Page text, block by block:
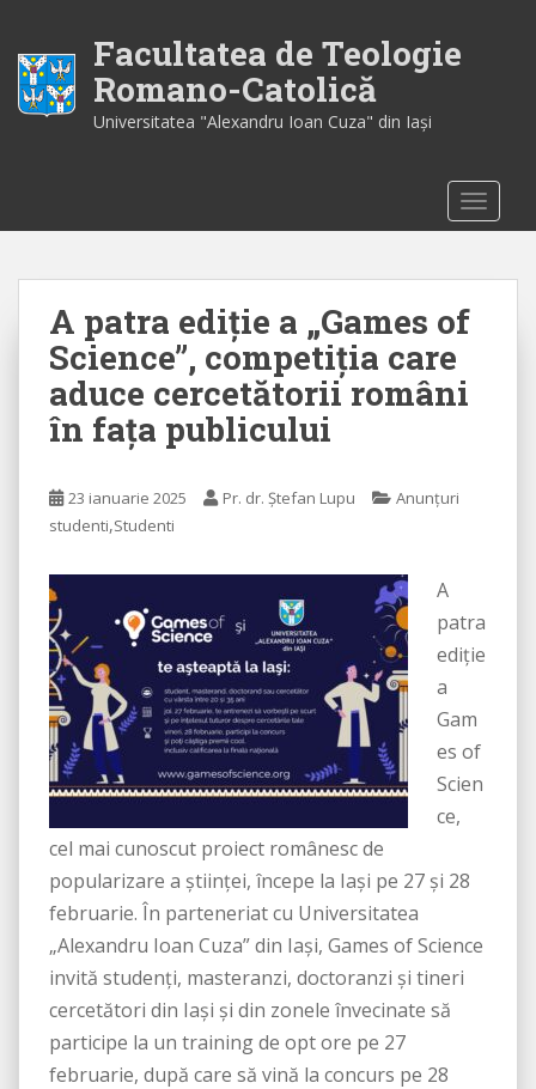
i
Facultatea de Teologie
Romano-Catolică
Universitatea "Alexandru Ioan Cuza" din Iaşi
A patra ediție a „Games of
Science”, competiția care
aduce cercetătorii români
în fața publicului
23 ianuarie 2025 Pr. dr. Ștefan Lupu
Anunțuri
studenti,Studenti
A
patra
ediție
a
Gam
es of
Scien
ce,
cel mai cunoscut proiect românesc de
popularizare a științei, începe la Iași pe 27 și 28
februarie. În parteneriat cu Universitatea
„Alexandru Ioan Cuza” din Iași, Games of Science
invită studenți, masteranzi, doctoranzi și tineri
cercetători din Iași și din zonele învecinate să
participe la un training de opt ore pe 27
februarie, după care să vină la concurs pe 28